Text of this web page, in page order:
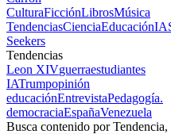
CulturaFicciónLibrosMúsica
TendenciasCienciaEducaciónIA
Seekers
Tendencias
Leon XIVguerraestudiantes
IATrumpopinión
educaciónEntrevistaPedagogía.
democraciaEspañaVenezuela
Busca contenido por